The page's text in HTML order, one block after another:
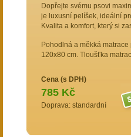
Dopřejte svému psovi
je luxusní pelíšek, ideální
Kvalita a komfort, který si
Pohodlná a měkká
120x80 cm. Tloušťka
Cena (s DPH)
785 Kč
Doprava: standardní